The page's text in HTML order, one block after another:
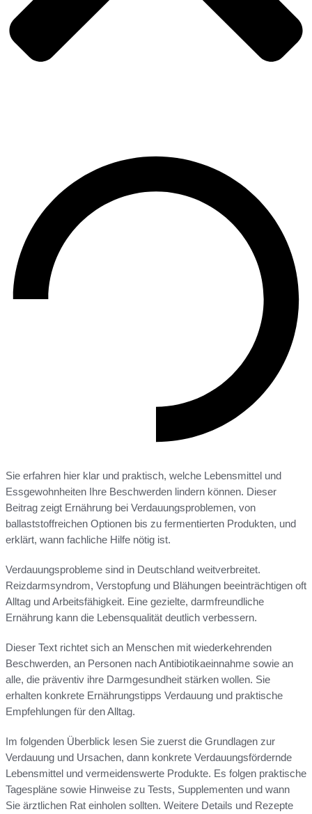
Sie erfahren hier klar und praktisch, welche Lebensmittel und
Essgewohnheiten Ihre Beschwerden lindern können. Dieser
Beitrag zeigt Ernährung bei Verdauungsproblemen, von
ballaststoffreichen Optionen bis zu fermentierten Produkten, und
erklärt, wann fachliche Hilfe nötig ist.
Verdauungsprobleme sind in Deutschland weitverbreitet.
Reizdarmsyndrom, Verstopfung und Blähungen beeinträchtigen oft
Alltag und Arbeitsfähigkeit. Eine gezielte, darmfreundliche
Ernährung kann die Lebensqualität deutlich verbessern.
Dieser Text richtet sich an Menschen mit wiederkehrenden
Beschwerden, an Personen nach Antibiotikaeinnahme sowie an
alle, die präventiv ihre Darmgesundheit stärken wollen. Sie
erhalten konkrete Ernährungstipps Verdauung und praktische
Empfehlungen für den Alltag.
Im folgenden Überblick lesen Sie zuerst die Grundlagen zur
Verdauung und Ursachen, dann konkrete Verdauungsfördernde
Lebensmittel und vermeidenswerte Produkte. Es folgen praktische
Tagespläne sowie Hinweise zu Tests, Supplementen und wann
Sie ärztlichen Rat einholen sollten. Weitere Details und Rezepte